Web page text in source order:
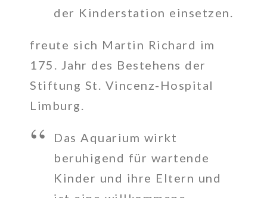
der Kinderstation einsetzen.
freute sich Martin Richard im
175. Jahr des Bestehens der
Stiftung St. Vincenz-Hospital
Limburg.
Das Aquarium wirkt
beruhigend für wartende
Kinder und ihre Eltern und